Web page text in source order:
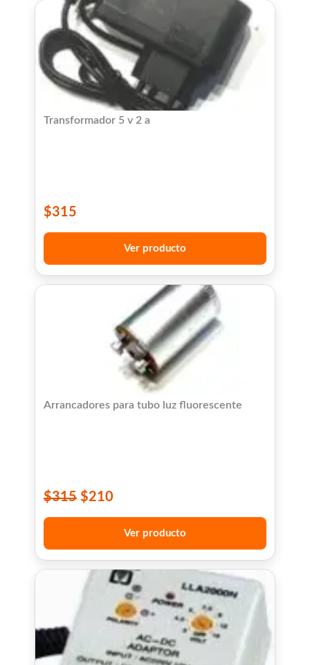
Transformador 5 v 2 a
$315
Ver producto
Arrancadores para tubo luz fluorescente
$315 $210
Ver producto